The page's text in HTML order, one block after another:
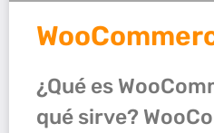
¿Qué es
qué sirve?